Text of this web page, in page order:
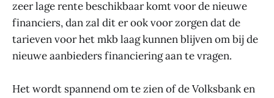
zeer lage rente beschikbaar komt voor de nieuwe
financiers, dan zal dit er ook voor zorgen dat de
tarieven voor het mkb laag kunnen blijven om bij de
nieuwe aanbieders financiering aan te vragen.
Het wordt spannend om te zien of de Volksbank en